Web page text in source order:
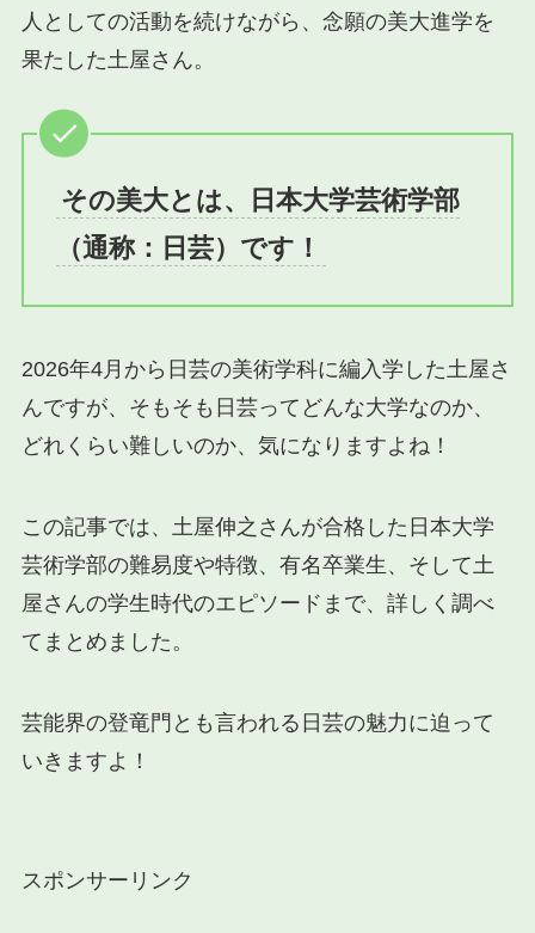
人としての活動を続けながら、念願の美大進学を
果たした土屋さん。
その美大とは、日本大学芸術学部
（通称：日芸）です！
2026年4月から日芸の美術学科に編入学した土屋さ
んですが、そもそも日芸ってどんな大学なのか、
どれくらい難しいのか、気になりますよね！
この記事では、土屋伸之さんが合格した日本大学
芸術学部の難易度や特徴、有名卒業生、そして土
屋さんの学生時代のエピソードまで、詳しく調べ
てまとめました。
芸能界の登竜門とも言われる日芸の魅力に迫って
いきますよ！
スポンサーリンク